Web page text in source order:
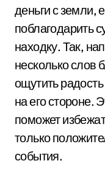
деньги с земли,
поблагодарить
находку. Так,
несколько слов
ощутить радость
на его стороне.
поможет
только
события.